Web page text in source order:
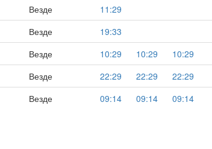
Везде
11:29
Везде
19:33
Везде 10:29 10:29
10:29
Везде 22:29 22:29
22:29
Везде 09:14 09:14 09:14